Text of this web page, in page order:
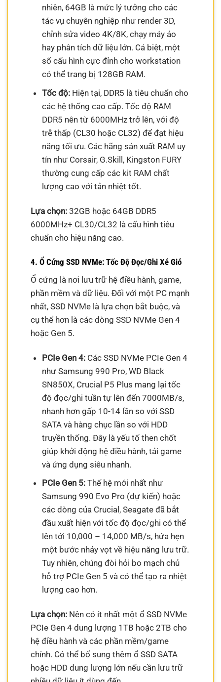
nhiên, 64GB là mức lý tưởng cho các
tác vụ chuyên nghiệp như render 3D,
chỉnh sửa video 4K/8K, chạy máy ảo
hay phân tích dữ liệu lớn. Cá biệt, một
số cấu hình cực đỉnh cho workstation
có thể trang bị 128GB RAM.
Tốc độ:Hiện tại, DDR5 là tiêu chuẩn cho
các hệ thống cao cấp. Tốc độ RAM
DDR5 nên từ 6000MHz trở lên, với độ
trễ thấp (CL30 hoặc CL32) để đạt hiệu
năng tối ưu. Các hãng sản xuất RAM uy
tín như Corsair, G.Skill, Kingston FURY
thường cung cấp các kit RAM chất
lượng cao với tản nhiệt tốt.
Lựa chọn: 32GB hoặc 64GB DDR5
6000MHz+ CL30/CL32 là cấu hình tiêu
chuẩn cho hiệu năng cao.
4. Ổ Cứng SSD NVMe: Tốc Độ Đọc/Ghi Xé Gió
Ổ cứng là nơi lưu trữ hệ điều hành, game,
phần mềm và dữ liệu. Đối với một PC mạnh
nhất, SSD NVMe là lựa chọn bắt buộc, và
cụ thể hơn là các dòng SSD NVMe Gen 4
hoặc Gen 5.
PCIe Gen 4:Các SSD NVMe PCIe Gen 4
như Samsung 990 Pro, WD Black
SN850X, Crucial P5 Plus mang lại tốc
độ đọc/ghi tuần tự lên đến 7000MB/s,
nhanh hơn gấp 10-14 lần so với SSD
SATA và hàng chục lần so với HDD
truyền thống. Đây là yếu tố then chốt
giúp khởi động hệ điều hành, tải game
và ứng dụng siêu nhanh.
PCIe Gen 5:Thế hệ mới nhất như
Samsung 990 Evo Pro (dự kiến) hoặc
các dòng của Crucial, Seagate đã bắt
đầu xuất hiện với tốc độ đọc/ghi có thể
lên tới 10,000 – 14,000 MB/s, hứa hẹn
một bước nhảy vọt về hiệu năng lưu trữ.
Tuy nhiên, chúng đòi hỏi bo mạch chủ
hỗ trợ PCIe Gen 5 và có thể tạo ra nhiệt
lượng cao hơn.
Lựa chọn: Nên có ít nhất một ổ SSD NVMe
PCIe Gen 4 dung lượng 1TB hoặc 2TB cho
hệ điều hành và các phần mềm/game
chính. Có thể bổ sung thêm ổ SSD SATA
hoặc HDD dung lượng lớn nếu cần lưu trữ